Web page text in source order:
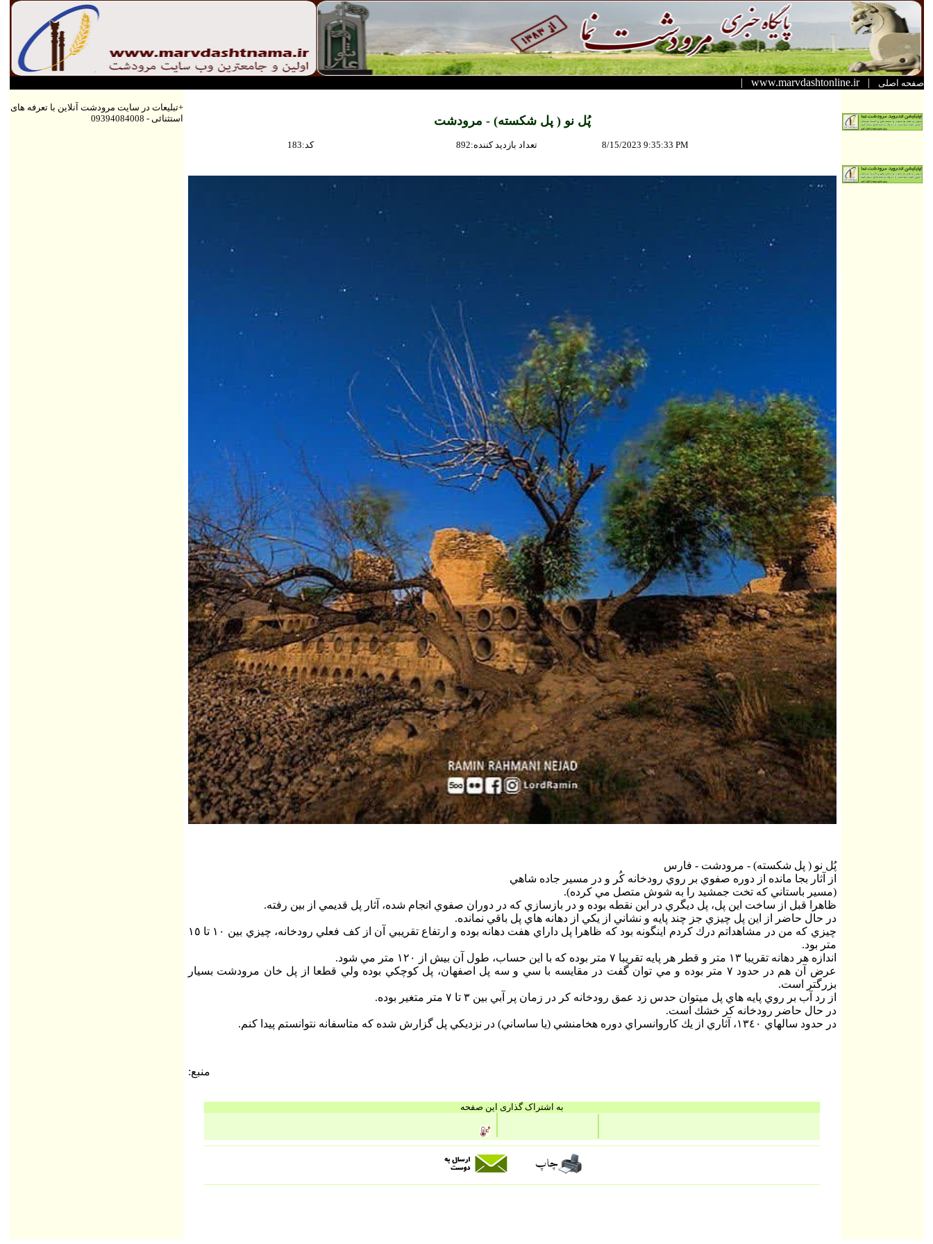
صفحه اصلی |
www.marvdashtonline.ir
|
پُل نو ( پل شكسته) - مرودشت
183 :كد 892 :تعداد بازديد كننده 8/15/2023 9:35:33 PM
پُل نو ( پل شكسته) - مرودشت - فارس
از آثار بجا مانده از دوره صفوي بر روي رودخانه كُر و در مسير جاده شاهي
(مسير باستاني كه تخت جمشيد را به شوش متصل مي كرده).
ظاهرا قبل از ساخت اين پل، پل ديگري در اين نقطه بوده و در بازسازي كه در دوران صفوي انجام شده، آثار پل قديمي از بين رفته.
در حال حاضر از اين پل چيزي جز چند پايه و نشاني از يكي از دهانه هاي پل باقي نمانده.
چيزي كه من در مشاهداتم درك كردم اينگونه بود كه ظاهرا پل داراي هفت دهانه بوده و ارتفاع تقريبي آن از كف فعلي رودخانه، چيزي بين ١٠ تا ١٥
متر بود.
اندازه هر دهانه تقريبا ١٣ متر و قطر هر پايه تقريبا ٧ متر بوده كه با اين حساب، طول آن بيش از ١٢٠ متر مي شود.
عرض آن هم در حدود ٧ متر بوده و مي توان گفت در مقايسه با سي و سه پل اصفهان، پل كوچكي بوده ولي قطعا از پل خان مرودشت بسيار
بزرگتر است.
از رد آب بر روي پايه هاي پل ميتوان حدس زد عمق رودخانه كر در زمان پر آبي بين ٣ تا ٧ متر متغير بوده.
در حال حاضر رودخانه كر خشك است.
در حدود سالهاي ١٣٤٠، آثاري از يك كاروانسراي دوره هخامنشي (يا ساساني) در نزديكي پل گزارش شده كه متاسفانه نتوانستم پيدا كنم.
منبع:
به اشتراک گذاری این صفحه
+تبلیعات در سایت مرودشت آنلاین با تعرفه های
استثنائی - 09394084008